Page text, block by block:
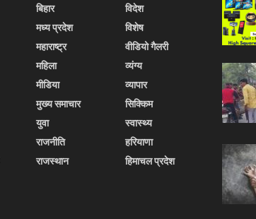
बिहार
मध्य प्रदेश
महाराष्ट्र
महिला
मीडिया
मुख्य समाचार
युवा
राजनीति
राजस्थान
विदेश
विशेष
वीडियो गैलरी
व्यंग्य
व्यापार
सिक्किम
स्वास्थ्य
हरियाणा
हिमाचल प्रदेश